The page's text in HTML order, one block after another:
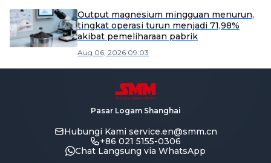
Output magnesium mingguan menurun,
tingkat operasi turun menjadi 71,98%
akibat pemeliharaan pabrik
Aug 06, 2026 09:03
Pasar Logam Shanghai
Hubungi Kami service.en@smm.cn
+86 021 5155-0306
Chat Langsung via WhatsApp